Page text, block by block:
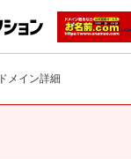
ドメイン詳細